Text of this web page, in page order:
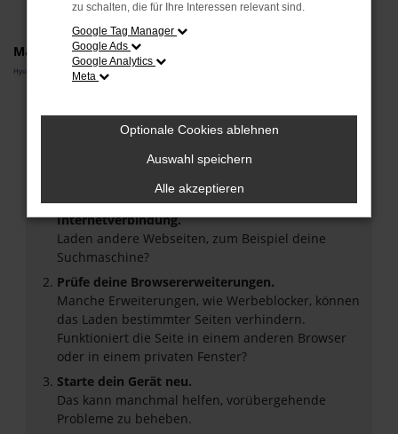
Marken
Hyundai
Fehler: Network Error
Beim Laden ist ein Fehler aufgetreten.
Hier sind ein paar Tipps, die dir helfen können:
Überprüfe deine Firewall und deine
Internetverbindung.
Laden andere Webseiten, zum Beispiel deine
Suchmaschine?
Prüfe deine Browsererweiterungen.
Manche Erweiterungen, wie Werbeblocker, können
das Laden bestimmter Seiten verhindern.
Funktioniert die Seite in einem anderen Browser
oder in einem privaten Fenster?
Starte dein Gerät neu.
Das kann manchmal helfen, vorübergehende
Probleme zu beheben.
zu schalten, die für Ihre Interessen relevant sind.
Google Tag Manager
Google Ads
Google Analytics
Meta
Optionale Cookies ablehnen
Auswahl speichern
Alle akzeptieren